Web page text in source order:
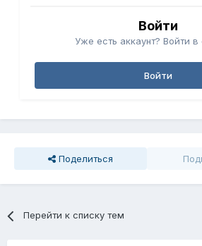
Войти
Уже есть аккаунт? Войти в
Войти
Поделиться
Перейти к списку тем